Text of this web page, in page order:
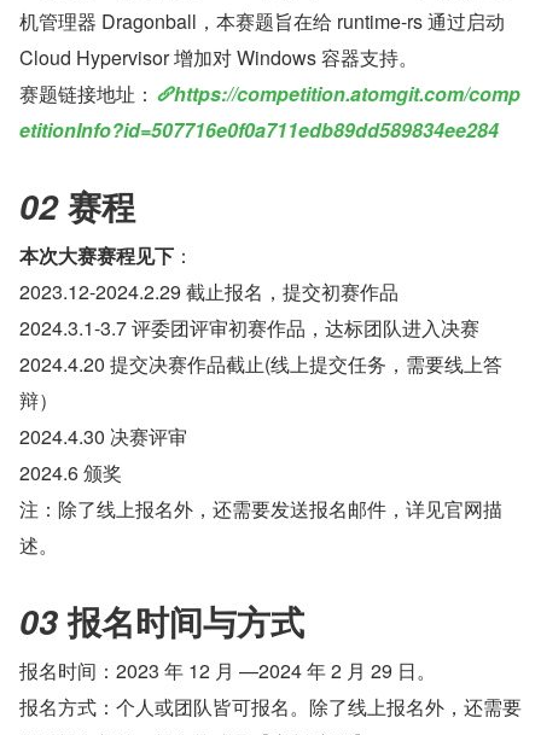
机管理器 Dragonball，本赛题旨在给 runtime-rs 通过启动
Cloud Hypervisor 增加对 Windows 容器支持。
赛题链接地址：
https://competition.atomgit.com/comp
etitionInfo?id=507716e0f0a711edb89dd589834ee284
02 赛程
本次大赛赛程见下 ：
2023.12-2024.2.29 截止报名，提交初赛作品
2024.3.1-3.7 评委团评审初赛作品，达标团队进入决赛
2024.4.20 提交决赛作品截止(线上提交任务，需要线上答
辩）
2024.4.30 决赛评审
2024.6 颁奖
注：除了线上报名外，还需要发送报名邮件，详见官网描
述。
03 报名时间与方式
报名时间：2023 年 12 月 —2024 年 2 月 29 日。
报名方式：个人或团队皆可报名。除了线上报名外，还需要